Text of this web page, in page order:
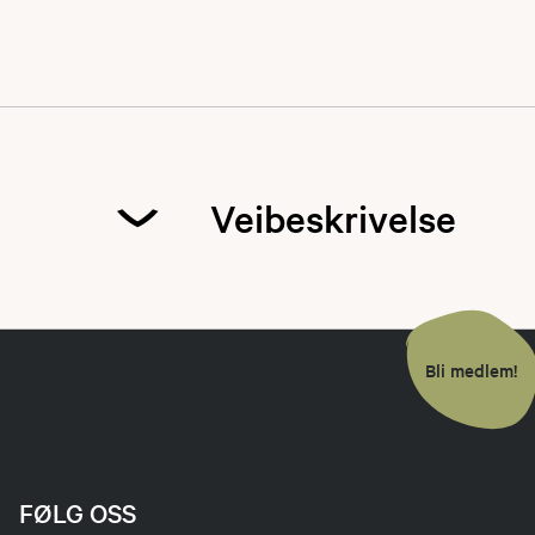
Veibeskrivelse
Bli medlem!
FØLG OSS